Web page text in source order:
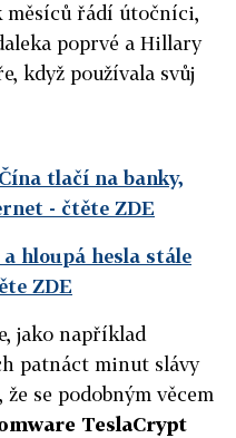
měsíců řádí útočníci,
poprvé a Hillary
když používala svůj
tlačí na banky,
- čtěte ZDE
a hloupá hesla stále
ZDE
jako například
patnáct minut slávy
že se podobným věcem
TeslaCrypt